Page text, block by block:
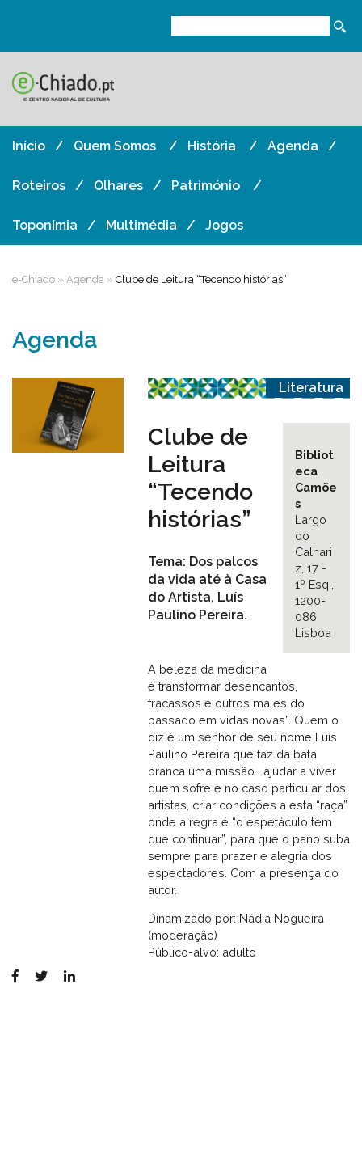
Início Quem Somos História Agenda
Roteiros Olhares Património
Toponímia Multimédia Jogos
e-Chiado » Agenda » Clube de Leitura “Tecendo histórias”
Agenda
Literatura
Bibliot
eca
Camõe
s
Largo
do
Calhari
z, 17 -
1º Esq.,
1200-
086
Lisboa
Clube de
Leitura
“Tecendo
histórias”
Tema: Dos palcos
da vida até à Casa
do Artista, Luís
Paulino Pereira.
A beleza da medicina
é transformar desencantos,
fracassos e outros males do
passado em vidas novas”. Quem o
diz é um senhor de seu nome Luís
Paulino Pereira que faz da bata
branca uma missão… ajudar a viver
quem sofre e no caso particular dos
artistas, criar condições a esta “raça”
onde a regra é “o espetáculo tem
que continuar”, para que o pano suba
sempre para prazer e alegria dos
espectadores. Com a presença do
autor.
Dinamizado por: Nádia Nogueira
(moderação)
Público-alvo: adulto